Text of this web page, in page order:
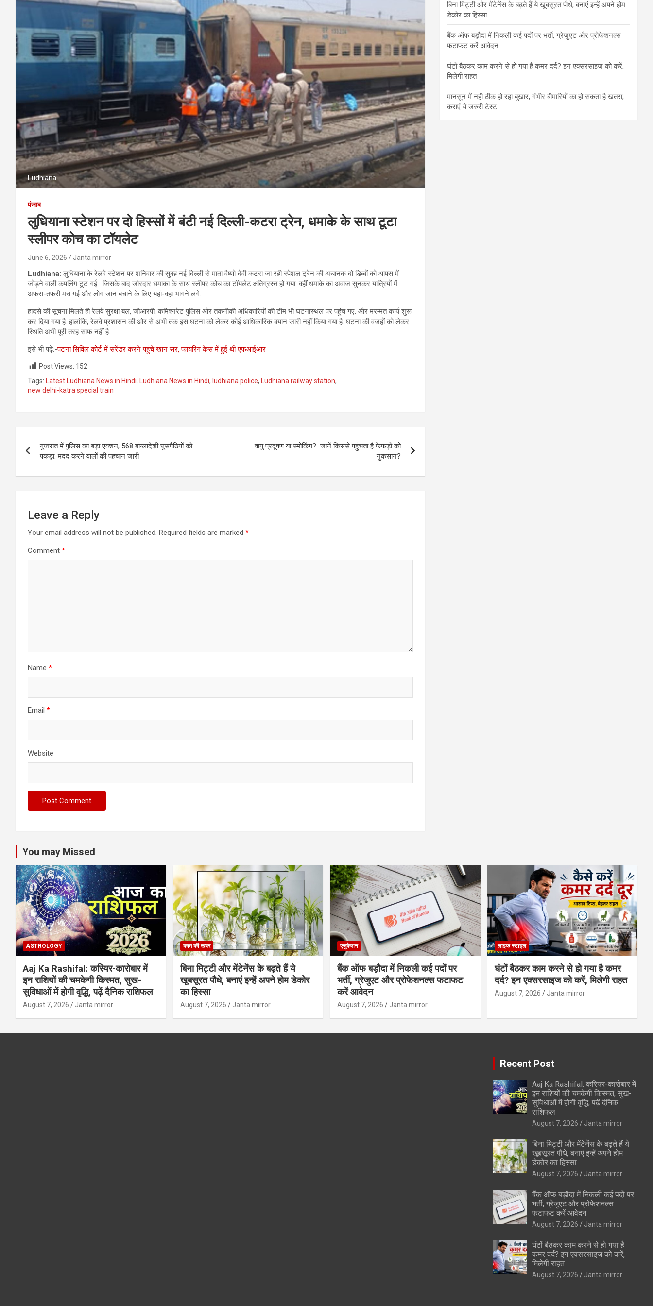
Ludhiana
पंजाब
लुधियाना स्टेशन पर दो हिस्सों में बंटी नई दिल्ली-कटरा ट्रेन, धमाके के साथ टूटा
स्लीपर कोच का टॉयलेट
June 6, 2026 Janta mirror
Ludhiana:लुधियाना के रेलवे स्टेशन पर शनिवार की सुबह नई दिल्ली से माता वैष्णो देवी कटरा जा रही स्पेशल ट्रेन की अचानक दो डिब्बों को आपस में
जोड़ने वाली कपलिंग टूट गई. जिसके बाद जोरदार धमाका के साथ स्लीपर कोच का टॉयलेट क्षतिग्रस्त हो गया. वहीं धमाके का अवाज सुनकर यात्रियों में
अफरा-तफरी मच गई और लोग जान बचाने के लिए यहां-वहां भागने लगे.
हादसे की सूचना मिलते ही रेलवे सुरक्षा बल, जीआरपी, कमिश्नरेट पुलिस और तकनीकी अधिकारियों की टीम भी घटनास्थल पर पहुंच गए. और मरम्मत कार्य शुरू
कर दिया गया है. हालांकि, रेलवे प्रशासन की ओर से अभी तक इस घटना को लेकर कोई आधिकारिक बयान जारी नहीं किया गया है. घटना की वजहों को लेकर
स्थिति अभी पूरी तरह साफ नहीं है.
इसे भी पढ़ें:-पटना सिविल कोर्ट में सरेंडर करने पहुंचे खान सर, फायरिंग केस में हुई थी एफआईआर
Post Views: 152
Tags: Latest Ludhiana News in Hindi, Ludhiana News in Hindi, ludhiana police, Ludhiana railway station,
new delhi-katra special train
navigation
गुजरात में पुलिस का बड़ा एक्शन, 568 बांग्लादेशी घुसपैठियों को
पकड़ा: मदद करने वालों की पहचान जारी
वायु प्रदूषण या स्मोकिंग? जानें किससे पहुंचता है फेफड़ों को
नुकसान?
Leave a Reply
Your email address will not be published. Required fields are marked *
Comment *
Name *
Email *
Website
बिना मिट्टी और मेंटेनेंस के बढ़ते हैं ये खूबसूरत पौधे, बनाएं इन्‍हें अपने होम
डेकोर का हिस्‍सा
बैंक ऑफ बड़ौदा में निकली कई पदों पर भर्ती, ग्रेजुएट और प्रोफेशनल्स
फटाफट करें आवेदन
घंटों बैठकर काम करने से हो गया है कमर दर्द? इन एक्सरसाइज को करें,
मिलेगी राहत
मानसून में नही ठीक हो रहा बुखार, गंभीर बीमारियों का हो सकता है खतरा,
कराएं ये जरुरी टेस्ट
You may Missed
ASTROLOGY
Aaj Ka Rashifal: करियर-कारोबार में
इन राशियों की चमकेगी किस्मत, सुख-
सुविधाओं में होगी वृद्धि, पढ़ें दैनिक राशिफल
August 7, 2026 Janta mirror
काम की खबर
बिना मिट्टी और मेंटेनेंस के बढ़ते हैं ये
खूबसूरत पौधे, बनाएं इन्‍हें अपने होम डेकोर
का हिस्‍सा
August 7, 2026 Janta mirror
एजुकेशन
बैंक ऑफ बड़ौदा में निकली कई पदों पर
भर्ती, ग्रेजुएट और प्रोफेशनल्स फटाफट
करें आवेदन
August 7, 2026 Janta mirror
लाइफ स्टाइल
घंटों बैठकर काम करने से हो गया है कमर
दर्द? इन एक्सरसाइज को करें, मिलेगी राहत
August 7, 2026 Janta mirror
Recent Post
Aaj Ka Rashifal: करियर-कारोबार में
इन राशियों की चमकेगी किस्मत, सुख-
सुविधाओं में होगी वृद्धि, पढ़ें दैनिक
राशिफल
August 7, 2026 Janta mirror
बिना मिट्टी और मेंटेनेंस के बढ़ते हैं ये
खूबसूरत पौधे, बनाएं इन्‍हें अपने होम
डेकोर का हिस्‍सा
August 7, 2026 Janta mirror
बैंक ऑफ बड़ौदा में निकली कई पदों पर
भर्ती, ग्रेजुएट और प्रोफेशनल्स
फटाफट करें आवेदन
August 7, 2026 Janta mirror
घंटों बैठकर काम करने से हो गया है
कमर दर्द? इन एक्सरसाइज को करें,
मिलेगी राहत
August 7, 2026 Janta mirror